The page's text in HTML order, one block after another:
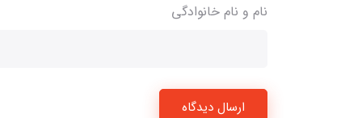
نام و نام خانوادگی
ارسال دیدگاه